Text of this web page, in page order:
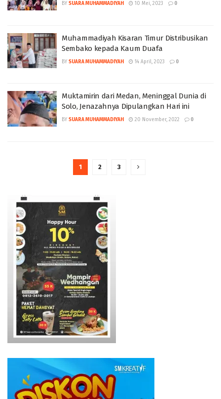
BY SUARA MUHAMMADIYAH 10 Mei, 2023 0
Muhammadiyah Kisaran Timur Distribusikan
Sembako kepada Kaum Duafa
BY SUARA MUHAMMADIYAH 14 April, 2023 0
Muktamirin dari Medan, Meninggal Dunia di
Solo, Jenazahnya Dipulangkan Hari ini
BY SUARA MUHAMMADIYAH 20 November, 2022 0
1 2 3